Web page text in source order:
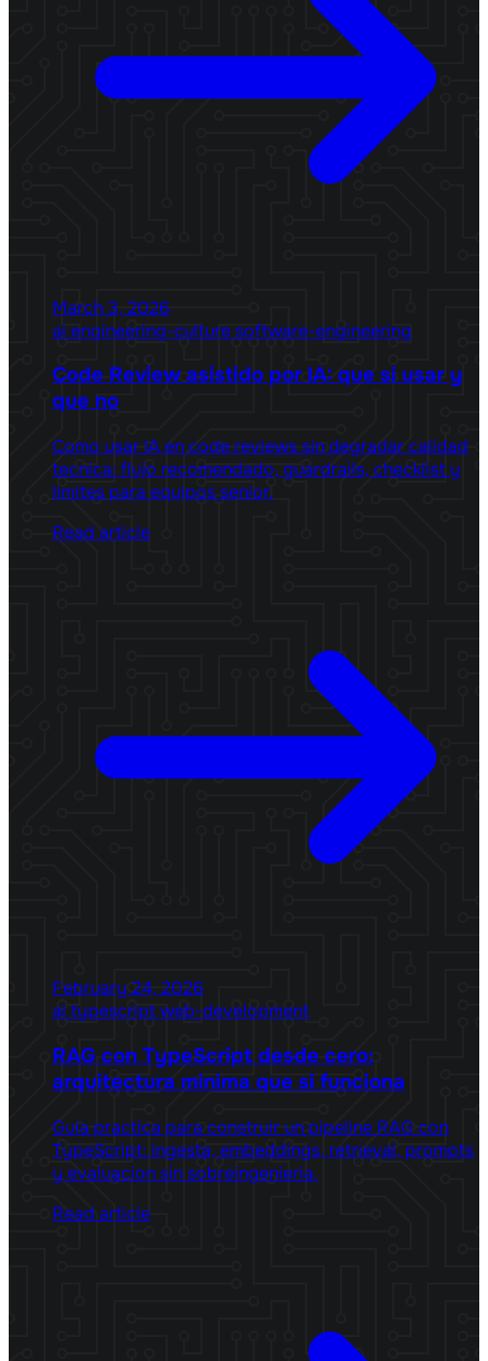
March 3, 2026
ai engineering-culture software-engineering
Code Review asistido por IA: que si usar y
que no
Como usar IA en code reviews sin degradar calidad
tecnica: flujo recomendado, guardrails, checklist y
limites para equipos senior.
Read article
February 24, 2026
ai typescriptweb-development
RAG con TypeScript desde cero:
arquitectura minima que si funciona
Guia practica para construir un pipeline RAG con
TypeScript: ingesta, embeddings, retrieval, prompts
y evaluacion sin sobreingenieria.
Read article